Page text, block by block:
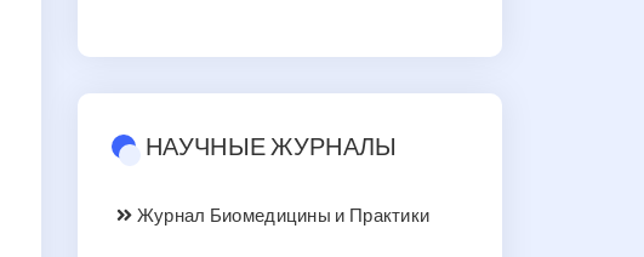
НАУЧНЫЕ ЖУРНАЛЫ
Журнал Биомедицины и Практики